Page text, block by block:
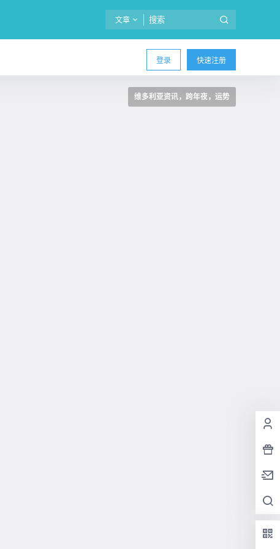
文章
登录 快速注册
维多利亚资讯，跨年夜，运势